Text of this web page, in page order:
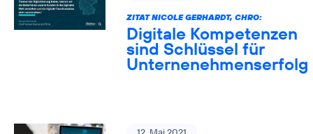
ZITAT NICOLE GERHARDT, CHRO:
Digitale Kompetenzen
sind Schlüssel für
Unternenehmenserfolg